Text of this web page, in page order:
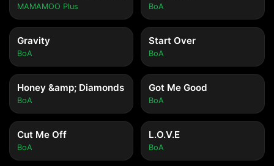
MAMAMOO Plus BoA
Gravity
BoA
Start Over
BoA
Honey &amp; Diamonds
BoA
Got Me Good
BoA
Cut Me Off
BoA
L.O.V.E
BoA